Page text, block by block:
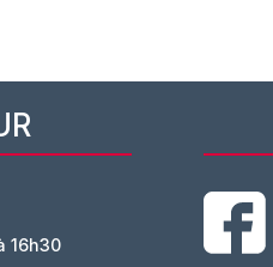
16h30